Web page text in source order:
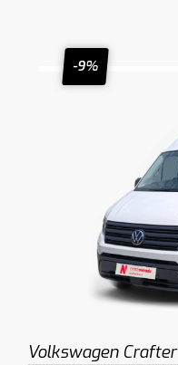
-9%
Volkswagen Crafter